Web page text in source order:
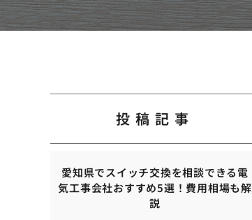
投稿記事
愛知県でスイッチ交換を相談できる電
気工事会社おすすめ5選！費用相場も解
説